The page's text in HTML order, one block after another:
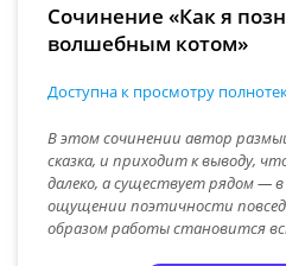
Сочинение «Как я
волшебным котом»
Доступна к просмотру
В этом сочинении автор
сказка, и приходит к выводу,
далеко, а существует рядом — в
ощущении поэтичности
образом работы становится